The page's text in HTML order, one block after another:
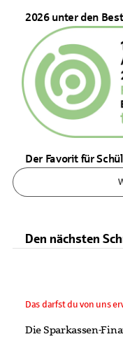
2026 unter den
Der Favorit für
Den nächsten
Das darfst du von uns
Die Sparkassen-